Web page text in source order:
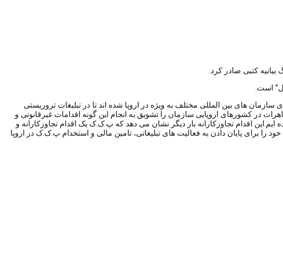
کتبی صادر کرد.
است.
های بین المللی مختلف به ویژه در اروپا شده اند تا در تبلیغات تروریستی
در کشورهای اروپایی سازمان را تشویق به انجام این گونه اقدامات غیرقانونی و
اقدام تجاوزکارانه بار دیگر نشان می دهد که پ.ک.ک یک اقدام تجاوزکارانه و
برای پایان دادن به فعالیت های تبلیغاتی، تامین مالی و استخدام پ.ک.ک در اروپا